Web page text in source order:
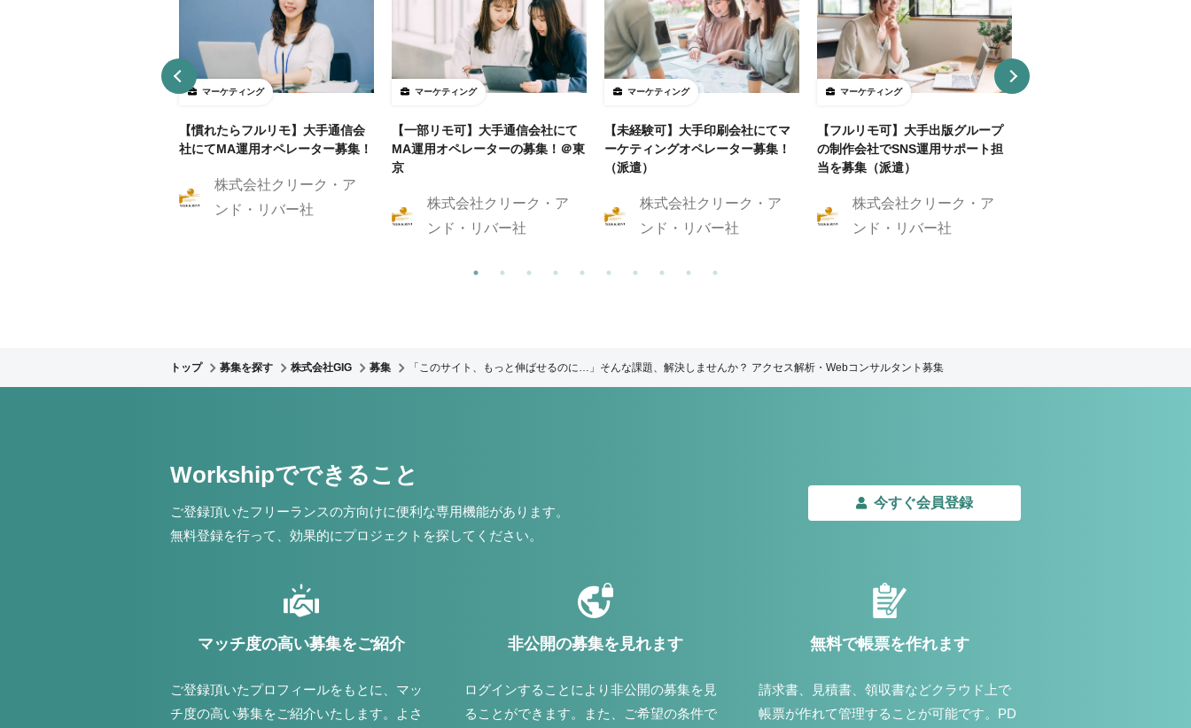
マーケティング
【慣れたらフルリモ】大手通信会
社にてMA運用オペレーター募集！
株式会社クリーク・ア
ンド・リバー社
マーケティング
【一部リモ可】大手通信会社にて
MA運用オペレーターの募集！＠東
京
株式会社クリーク・ア
ンド・リバー社
マーケティング
【未経験可】大手印刷会社にてマ
ーケティングオペレーター募集！
（派遣）
株式会社クリーク・ア
ンド・リバー社
マーケティング
【フルリモ可】大手出版グループ
の制作会社でSNS運用サポート担
当を募集（派遣）
株式会社クリーク・ア
ンド・リバー社
トップ 募集を探す 株式会社GIG 募集 「このサイト、もっと伸ばせるのに…」そんな課題、解決しませんか？ アクセス解析・Webコンサルタント募集
Workshipでできること
ご登録頂いたフリーランスの方向けに便利な専用機能があります。
無料登録を行って、効果的にプロジェクトを探してください。
今すぐ会員登録
マッチ度の高い募集をご紹介
ご登録頂いたプロフィールをもとに、マッ
チ度の高い募集をご紹介いたします。よさ
非公開の募集を見れます
ログインすることにより非公開の募集を見
ることができます。また、ご希望の条件で
無料で帳票を作れます
請求書、見積書、領収書などクラウド上で
帳票が作れて管理することが可能です。PD